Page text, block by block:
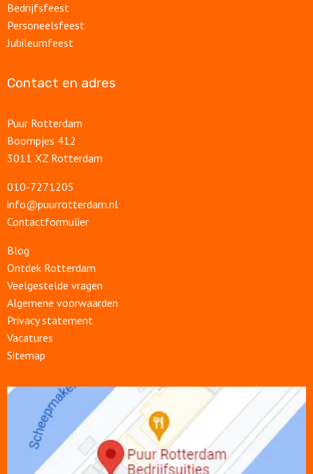
Bedrijfsfeest
Personeelsfeest
Jubileumfeest
Contact en adres
Puur Rotterdam
Boompjes 412
3011 XZ Rotterdam
010-7271205
info@puurrotterdam.nl
Contactformulier
Blog
Ontdek Rotterdam
Veelgestelde vragen
Algemene voorwaarden
Privacy statement
Vacatures
Sitemap
Open